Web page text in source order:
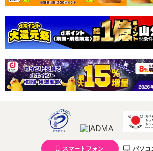
さい）
こちらの情報は2026年07月09日
スマートフォン パソコ